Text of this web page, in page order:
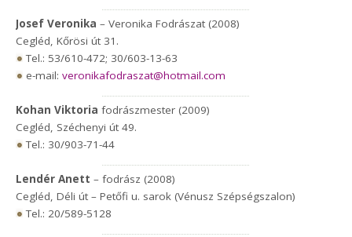
Josef Veronika – Veronika Fodrászat (2008)
Cegléd, Kőrösi út 31.
Tel.: 53/610-472; 30/603-13-63
e-mail:veronikafodraszat@hotmail.com
Kohan Viktoriafodrászmester (2009)
Cegléd, Széchenyi út 49.
Tel.: 30/903-71-44
Lendér Anett – fodrász (2008)
Cegléd, Déli út – Petőfi u. sarok (Vénusz Szépségszalon)
Tel.: 20/589-5128